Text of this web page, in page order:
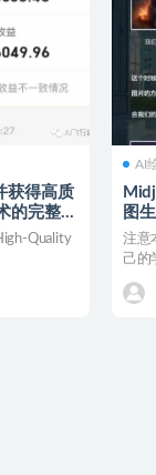
获得高质
的完整指
Quality
AI
图
注意
己的